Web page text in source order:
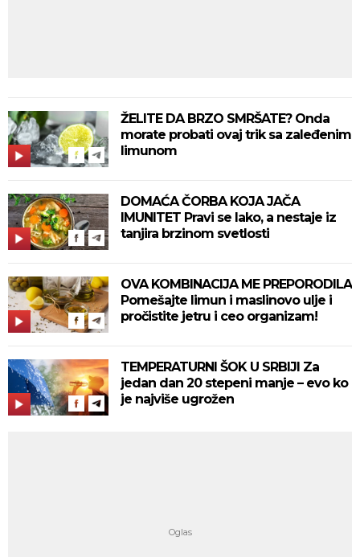
ŽELITE DA BRZO SMRŠATE? Onda
morate probati ovaj trik sa zaleđenim
limunom
DOMAĆA ČORBA KOJA JAČA
IMUNITET Pravi se lako, a nestaje iz
tanjira brzinom svetlosti
OVA KOMBINACIJA ME PREPORODILA
Pomešajte limun i maslinovo ulje i
pročistite jetru i ceo organizam!
TEMPERATURNI ŠOK U SRBIJI Za
jedan dan 20 stepeni manje – evo ko
je najviše ugrožen